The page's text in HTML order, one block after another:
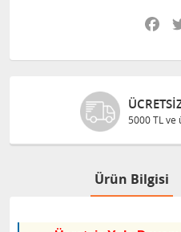
5000 TL ve
Ürün Bilgisi